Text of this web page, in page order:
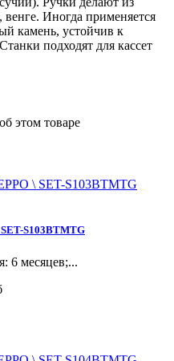
Иногда применяется
камень, устойчив к
подходят для кассет
этом товаре
S103BTMTG
6 месяцев;...